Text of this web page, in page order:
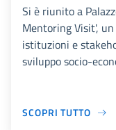
Si è riunito a
Mentoring Visit',
istituzioni e
sviluppo socio-
SCOPRI TUTTO